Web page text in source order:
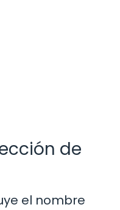
de
el nombre